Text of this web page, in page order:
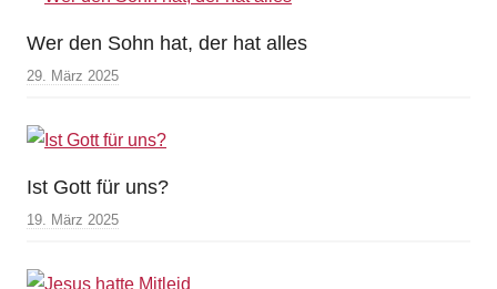
Wer den Sohn hat, der hat alles
29. März 2025
Ist Gott für uns?
19. März 2025